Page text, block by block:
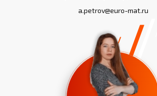
a.petrov@euro-mat.ru